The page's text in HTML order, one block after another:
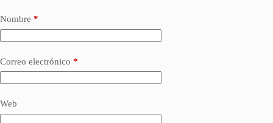
Nombre *
Correo electrónico *
Web